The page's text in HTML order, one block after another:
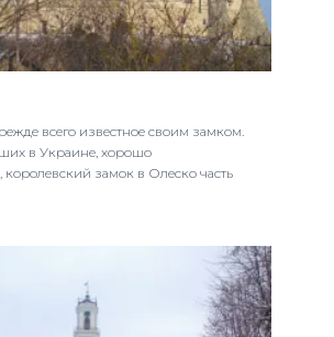
всего известное своим замком.
в Украине, хорошо
замок в Олеско часть